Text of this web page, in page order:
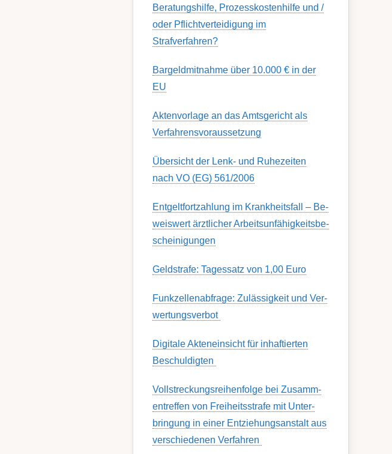
Berat­ungs­hil­fe, Pro­zess­kost­en­hilfe und /
oder Pflicht­ver­teidig­ung im
Strafverfahren?
Bargeldmitnahme über 10.000 € in der
EU
Aktenvorlage an das Amtsgericht als
Verfahrensvoraussetzung
Übersicht der Lenk- und Ruhezeiten
nach VO (EG) 561/2006
Ent­gelt­fort­zahl­ung im Krank­heits­fall – Be­
weis­wert ärzt­lich­er Ar­beits­un­fähig­keits­be­
schein­igung­en
Geldstrafe: Tagessatz von 1,00 Euro
Funk­zell­en­ab­fra­ge: Zu­lässig­keit und Ver­
wert­ungs­ver­bot
Digitale Akteneinsicht für inhaftierten
Beschuldigten
Voll­streckungs­­­reihenfolge bei Zusamm­­
en­treffen von Frei­heits­strafe mit Unter­
bring­ung in einer Ent­ziehungs­anstalt aus
ver­schied­enen Ver­fahren